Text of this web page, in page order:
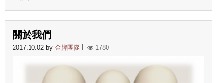
關於我們
2017.10.02 by 金牌團隊 1780